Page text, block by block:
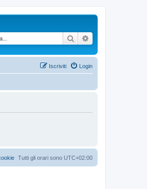
Cerca
Login
Iscriviti
Tutti gli orari sono UTC+02:00